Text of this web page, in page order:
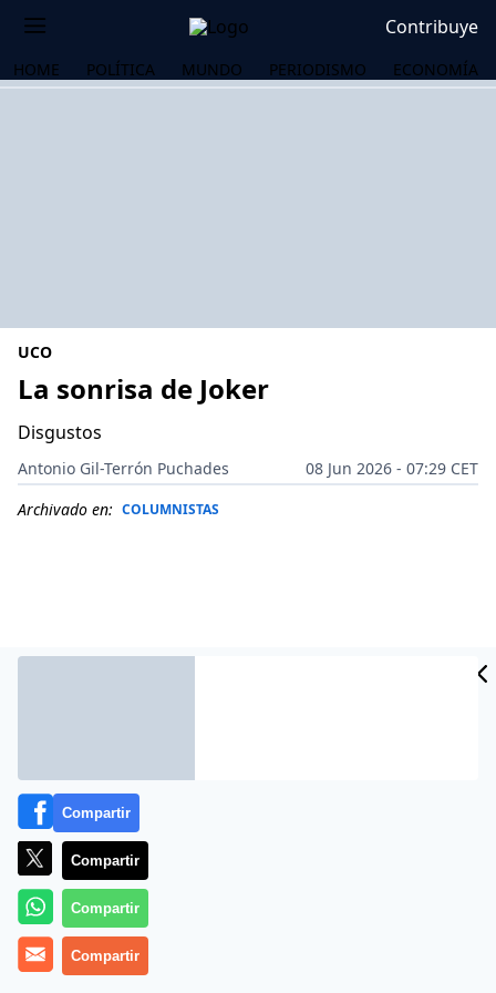
Contribuye
HOME POLÍTICA MUNDO PERIODISMO ECONOMÍA
UCO
La sonrisa de Joker
Disgustos
Antonio Gil-Terrón Puchades
08 Jun 2026 - 07:29 CET
Archivado en: COLUMNISTAS
Más información
Compartir
Compartir
Compartir
Compartir